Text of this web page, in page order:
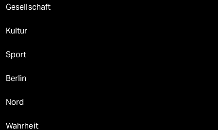
Gesellschaft
Kultur
Sport
Berlin
Nord
Wahrheit